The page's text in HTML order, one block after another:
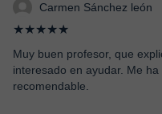
Carmen Sánchez león
★★★★★
Muy buen profesor, que
interesado en ayudar. Me
recomendable.